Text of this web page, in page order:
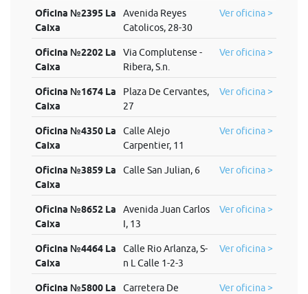
Oficina №2395 La
Caixa
Avenida Reyes
Catolicos, 28-30
Ver oficina >
Oficina №2202 La
Caixa
Via Complutense -
Ribera, S.n.
Ver oficina >
Oficina №1674 La
Caixa
Plaza De Cervantes,
27
Ver oficina >
Oficina №4350 La
Caixa
Calle Alejo
Carpentier, 11
Ver oficina >
Oficina №3859 La
Caixa
Calle San Julian, 6 Ver oficina >
Oficina №8652 La
Caixa
Avenida Juan Carlos
I, 13
Ver oficina >
Oficina №4464 La
Caixa
Calle Rio Arlanza, S-
n L Calle 1-2-3
Ver oficina >
Oficina №5800 La
Carretera De
Ver oficina >